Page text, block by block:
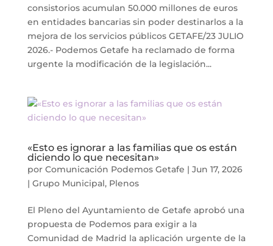
consistorios acumulan 50.000 millones de euros
en entidades bancarias sin poder destinarlos a la
mejora de los servicios públicos GETAFE/23 JULIO
2026.- Podemos Getafe ha reclamado de forma
urgente la modificación de la legislación...
«Esto es ignorar a las familias que os están
diciendo lo que necesitan»
por Comunicación Podemos Getafe | Jun 17, 2026
| Grupo Municipal, Plenos
El Pleno del Ayuntamiento de Getafe aprobó una
propuesta de Podemos para exigir a la
Comunidad de Madrid la aplicación urgente de la